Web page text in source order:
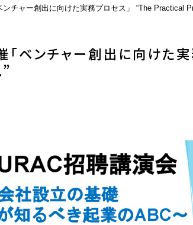
ンチャー創出に向けた実務プロセス」 “The Practical
「ベンチャー創出に向けた